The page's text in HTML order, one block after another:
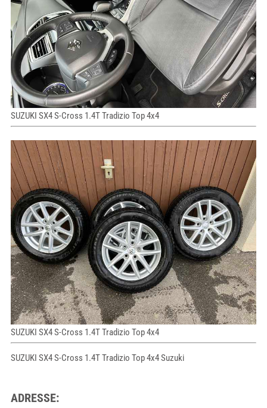
SUZUKI SX4 S-Cross 1.4T Tradizio Top 4x4
SUZUKI SX4 S-Cross 1.4T Tradizio Top 4x4
SUZUKI SX4 S-Cross 1.4T Tradizio Top 4x4 Suzuki
ADRESSE: